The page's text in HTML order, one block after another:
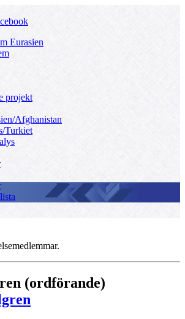
Eurasien
projekt
Afghanistan
Turkiet
(ordförande)